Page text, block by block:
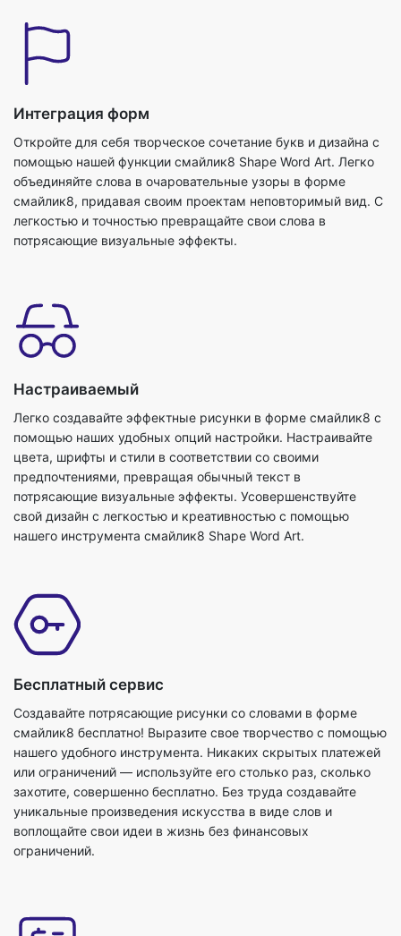
Интеграция форм
Откройте для себя творческое сочетание букв и дизайна с
помощью нашей функции смайлик8 Shape Word Art. Легко
объединяйте слова в очаровательные узоры в форме
смайлик8, придавая своим проектам неповторимый вид. С
легкостью и точностью превращайте свои слова в
потрясающие визуальные эффекты.
Настраиваемый
Легко создавайте эффектные рисунки в форме смайлик8 с
помощью наших удобных опций настройки. Настраивайте
цвета, шрифты и стили в соответствии со своими
предпочтениями, превращая обычный текст в
потрясающие визуальные эффекты. Усовершенствуйте
свой дизайн с легкостью и креативностью с помощью
нашего инструмента смайлик8 Shape Word Art.
Бесплатный сервис
Создавайте потрясающие рисунки со словами в форме
смайлик8 бесплатно! Выразите свое творчество с помощью
нашего удобного инструмента. Никаких скрытых платежей
или ограничений — используйте его столько раз, сколько
захотите, совершенно бесплатно. Без труда создавайте
уникальные произведения искусства в виде слов и
воплощайте свои идеи в жизнь без финансовых
ограничений.